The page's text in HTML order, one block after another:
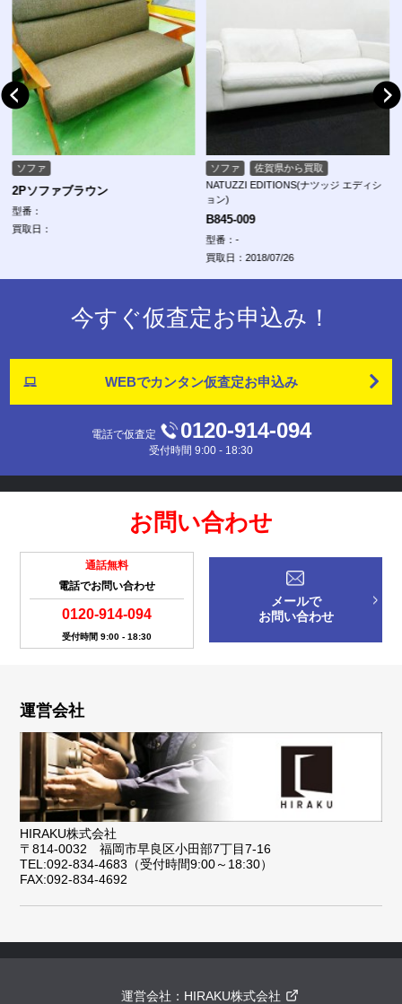
ソファ
2Pソファブラウン
型番：
買取日：
ソファ
佐賀県から買取
NATUZZI EDITIONS(ナツッジ エディシ
ョン)
B845-009
型番：-
買取日：2018/07/26
今すぐ仮査定お申込み！
WEBでカンタン仮査定お申込み
電話で仮査定 0120-914-094
受付時間 9:00 - 18:30
お問い合わせ
通話無料
電話でお問い合わせ
0120-914-094
受付時間 9:00 - 18:30
メールで
お問い合わせ
運営会社
HIRAKU株式会社
〒814-0032 福岡市早良区小田部7丁目7-16
TEL:092-834-4683（受付時間9:00～18:30）
FAX:092-834-4692
運営会社： HIRAKU株式会社